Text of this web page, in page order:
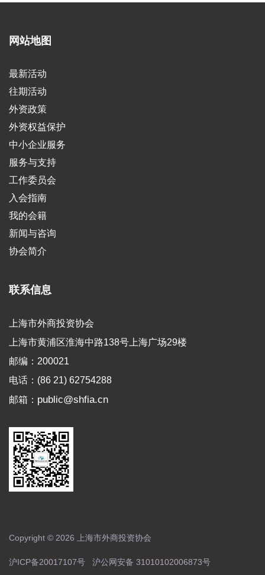
网站地图
最新活动
往期活动
外资政策
外资权益保护
中小企业服务
服务与支持
工作委员会
入会指南
我的会籍
新闻与咨询
协会简介
联系信息
上海市外商投资协会
上海市黄浦区淮海中路138号上海广场29楼
邮编：200021
电话：(86 21) 62754288
邮箱： public@shfia.cn
Copyright © 2026 上海市外商投资协会
沪ICP备20017107号 沪公网安备 31010102006873号